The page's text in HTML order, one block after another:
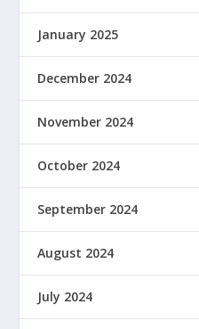
January 2025
December 2024
November 2024
October 2024
September 2024
August 2024
July 2024